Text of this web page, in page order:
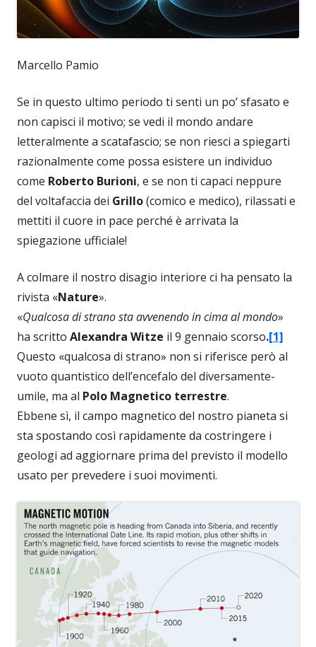
Marcello Pamio
Se in questo ultimo periodo ti senti un po’ sfasato e
non capisci il motivo; se vedi il mondo andare
letteralmente a scatafascio; se non riesci a spiegarti
razionalmente come possa esistere un individuo
come Roberto Burioni, e se non ti capaci neppure
del voltafaccia dei Grillo(comico e medico), rilassati e
mettiti il cuore in pace perché è arrivata la
spiegazione ufficiale!
A colmare il nostro disagio interiore ci ha pensato la
rivista «Nature».
«Qualcosa di strano sta avvenendo in cima al mondo»
ha scritto Alexandra Witze il 9 gennaio scorso.[1]
Questo «qualcosa di strano» non si riferisce però al
vuoto quantistico dell’encefalo del diversamente-
umile, ma al Polo Magnetico terrestre.
Ebbene sì, il campo magnetico del nostro pianeta si
sta spostando così rapidamente da costringere i
geologi ad aggiornare prima del previsto il modello
usato per prevedere i suoi movimenti.